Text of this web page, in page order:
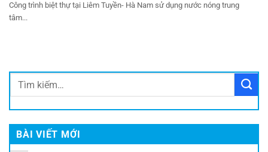
Công trình biệt thự tại Liêm Tuyền- Hà Nam sử dụng nước nóng trung
tâm...
BÀI VIẾT MỚI